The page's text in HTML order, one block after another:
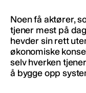
Noen få aktører,
tjener mest på
hevder sin rett
økonomiske
selv hverken
å bygge opp